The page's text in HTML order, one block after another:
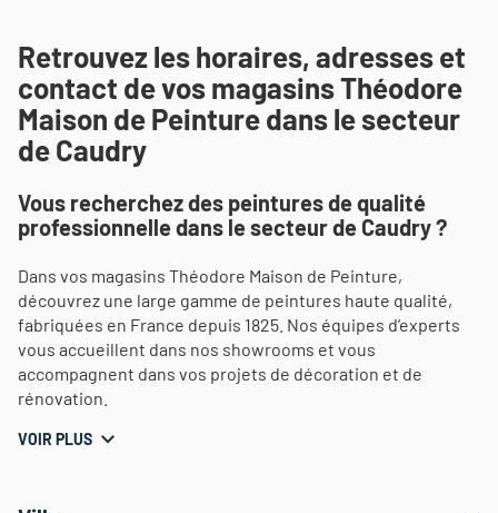
Retrouvez les horaires, adresses et
contact de vos magasins Théodore
Maison de Peinture dans le secteur
de Caudry
Vous recherchez des peintures de qualité
professionnelle dans le secteur de Caudry ?
Dans vos magasins Théodore Maison de Peinture,
découvrez une large gamme de peintures haute qualité,
fabriquées en France depuis 1825. Nos équipes d’experts
vous accueillent dans nos showrooms et vous
accompagnent dans vos projets de décoration et de
rénovation.
VOIR PLUS